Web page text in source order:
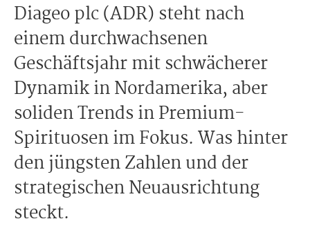
Diageo plc (ADR) steht nach
einem durchwachsenen
Geschäftsjahr mit schwächerer
Dynamik in Nordamerika, aber
soliden Trends in Premium-
Spirituosen im Fokus. Was hinter
den jüngsten Zahlen und der
strategischen Neuausrichtung
steckt.